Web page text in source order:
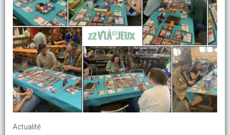
Actualité